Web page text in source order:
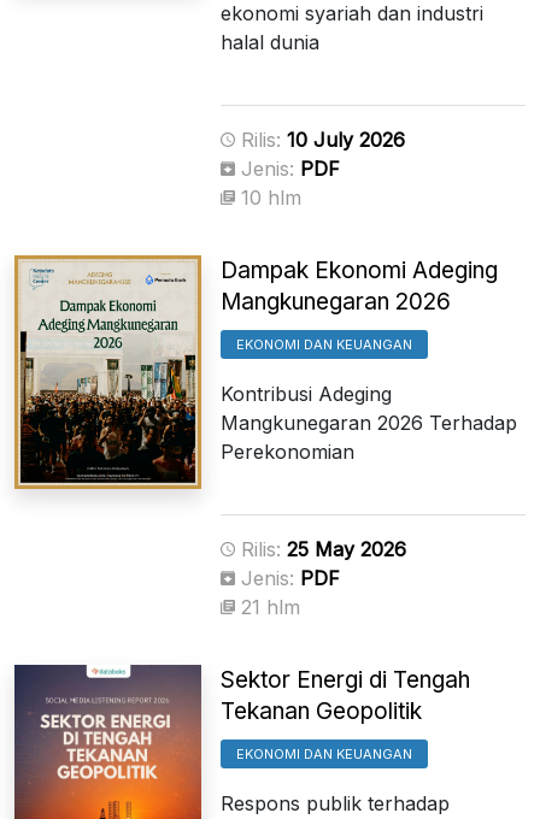
ekonomi syariah dan industri
halal dunia
Rilis: 10 July 2026
Jenis: PDF
10 hlm
Dampak Ekonomi Adeging
Mangkunegaran 2026
EKONOMI DAN KEUANGAN
Kontribusi Adeging
Mangkunegaran 2026 Terhadap
Perekonomian
Rilis: 25 May 2026
Jenis: PDF
21 hlm
Sektor Energi di Tengah
Tekanan Geopolitik
EKONOMI DAN KEUANGAN
Respons publik terhadap